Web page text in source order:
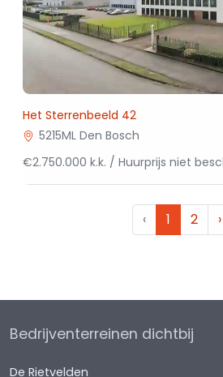
Het Sterrenbeeld 42
5215ML Den Bosch
€2.750.000 k.k. / Huurprijs niet
‹ 1 2 ›
Bedrijventerreinen dichtbij
De Rietvelden